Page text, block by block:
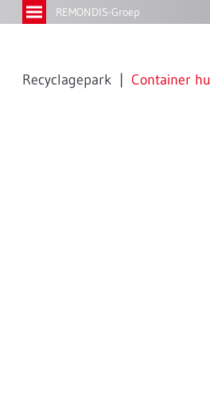
REMONDIS-Groep
Recyclagepark Container